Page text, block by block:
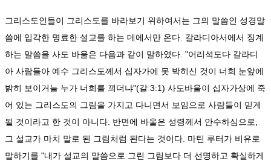
그리스도인들이 그리스도를 바라보기 위하여서는 그의 말씀인 성경말
씀에 입각한 명료한 설교를 하는 데에서만 온다. 갈라디아서에서 징계
하는 말씀을 사도 바울은 다음과 같이 말하였다. "어리석도다 갈라디
아 사람들아 예수 그리스도께서 십자가에 못 박히신 것이 너희 눈앞에
밝히 보이거늘 누가 너희를 꾀더냐"(갈 3:1) 사도바울이 십자가상에 죽
어 있는 그리스도의 그림을 가지고 다니면서 보임으로 사람들이 믿게
될 것이라고 한 것이 아니다. 반면에 바울은 성령께서 안수하심으로,
그 설교가 마치 말로 된 그림처럼 된다는 것이다. 마틴 루터가 비유로
말하기를 "내가 설교의 말씀으로 그린 그림보다 더 선명하고 확실하게